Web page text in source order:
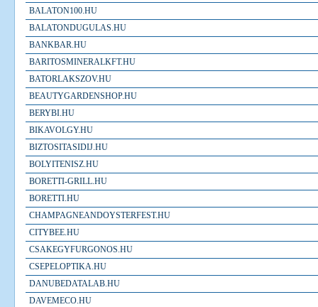
BALATON100.HU
BALATONDUGULAS.HU
BANKBAR.HU
BARITOSMINERALKFT.HU
BATORLAKSZOV.HU
BEAUTYGARDENSHOP.HU
BERYBI.HU
BIKAVOLGY.HU
BIZTOSITASIDIJ.HU
BOLYITENISZ.HU
BORETTI-GRILL.HU
BORETTI.HU
CHAMPAGNEANDOYSTERFEST.HU
CITYBEE.HU
CSAKEGYFURGONOS.HU
CSEPELOPTIKA.HU
DANUBEDATALAB.HU
DAVEMECO.HU